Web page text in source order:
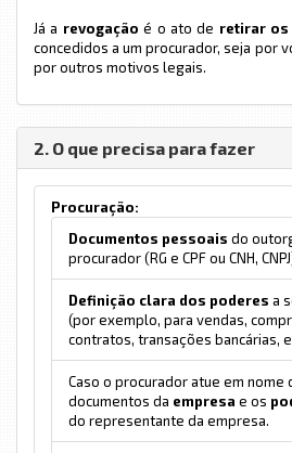
Já a revogação é o ato de retirar os
concedidos a um procurador, seja por
por outros motivos legais.
2. O que precisa para fazer
Procuração:
Documentos pessoais do
procurador (RG e CPF ou CNH,
Definição clara dos poderes a
(por exemplo, para vendas,
contratos, transações bancárias,
Caso o procurador atue em nome
documentos da empresa e os
do representante da empresa.